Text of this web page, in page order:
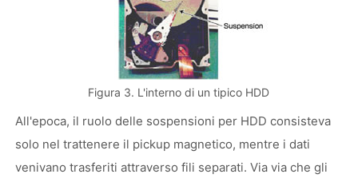
Figura 3. L'interno di un tipico HDD
All'epoca, il ruolo delle sospensioni per HDD consisteva
solo nel trattenere il pickup magnetico, mentre i dati
venivano trasferiti attraverso fili separati. Via via che gli